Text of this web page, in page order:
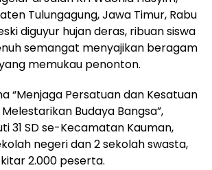
Tulungagung, Jawa Timur, Rabu
diguyur hujan deras, ribuan siswa
semangat menyajikan beragam
memukau penonton.
“Menjaga Persatuan dan Kesatuan
Budaya Bangsa”,
31 SD se-Kecamatan Kauman,
negeri dan 2 sekolah swasta,
2.000 peserta.